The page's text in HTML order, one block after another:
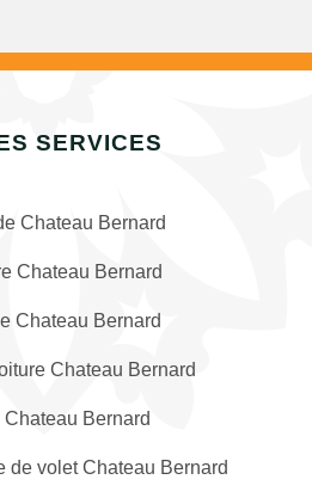
SERVICES
Chateau Bernard
Chateau Bernard
Chateau Bernard
Chateau Bernard
Bernard
de volet Chateau Bernard